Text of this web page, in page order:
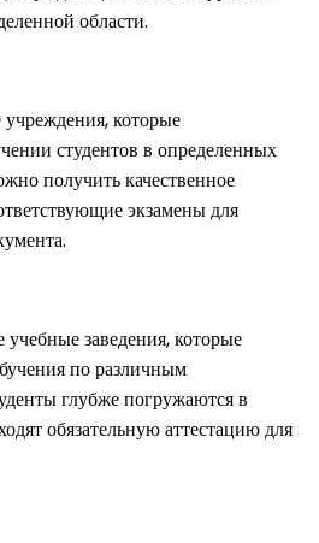
области.
которые
студентов в определенных
получить качественное
экзамены для
заведения, которые
по различным
глубже погружаются в
обязательную аттестацию для